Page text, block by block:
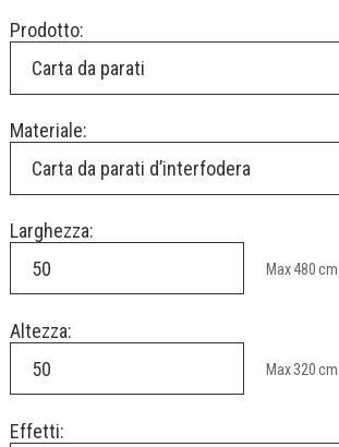
Prodotto:
Carta da parati
Materiale:
Carta da parati d’interfodera
Larghezza:
Max480cm
Altezza:
Max320cm
Effetti: